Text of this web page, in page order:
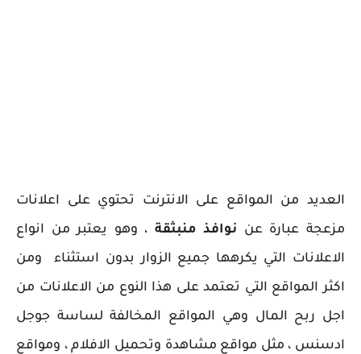
العديد من المواقع على الانترنت تحتوي على اعلانات
مزعجة عبارة عن نوافذ منبثقة ، وهو يعتبر من انواع
الاعلانات التي يكرهها جميع الزوار بدون استثناء ومن
اكثر المواقع التي تعتمد على هذا النوع من الاعلانات من
اجل ربح المال وهي المواقع المخالفة لساسة جوجل
ادسنس ، مثل مواقع مشاهدة وتحميل الافلام ، ومواقع